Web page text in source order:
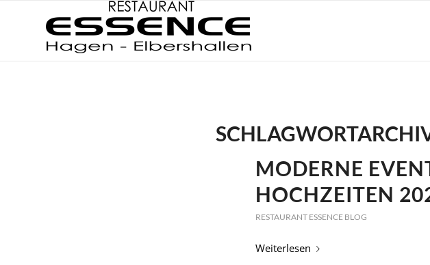
MODERNE
HOCHZEITEN
RESTAURANT ESSENCE BLOG
Weiterlesen